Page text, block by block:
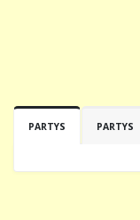
PARTYS PARTYS